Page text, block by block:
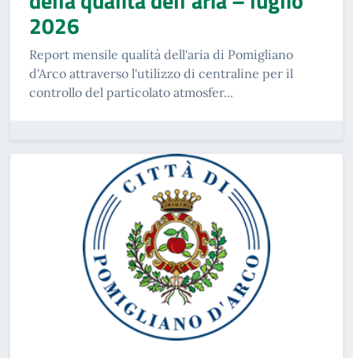
2026
Report mensile qualità dell'aria di Pomigliano
d'Arco attraverso l'utilizzo di centraline per il
controllo del particolato atmosfer...